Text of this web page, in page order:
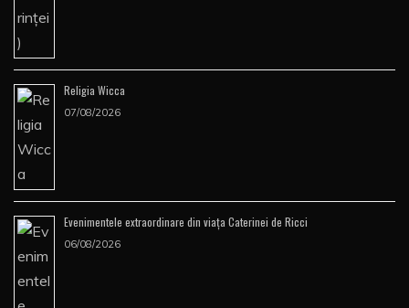
Religia Wicca
07/08/2026
Evenimentele extraordinare din viața Caterinei de Ricci
06/08/2026